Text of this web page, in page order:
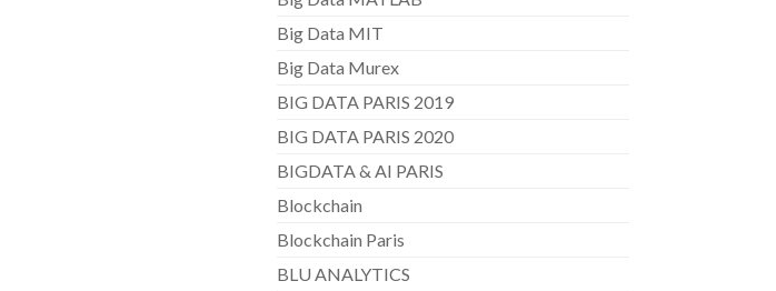
Big Data MIT
Big Data Murex
BIG DATA PARIS 2019
BIG DATA PARIS 2020
BIGDATA & AI PARIS
Blockchain
Blockchain Paris
BLU ANALYTICS